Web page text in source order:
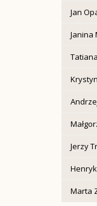
Jan
Janina
Jerzy
Marta